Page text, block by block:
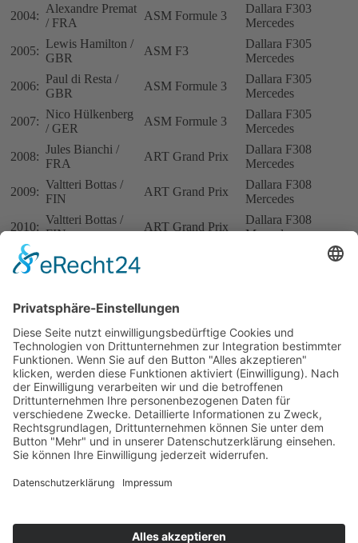
2004:
Alexandre Premat
/ FRA
ASM Formule 3
Dallara F303
Mercedes
2005:
Lewis Hamilton /
GBR
ASM F3
Dallara F305
Mercedes
2006:
Paul di Resta /
GBR
ASM Formule 3
Dallara F305
Mercedes
2007:
Nico Hülkenberg
/ GER
ASM Formule 3
Dallara F305
Mercedes
2008:
Jules Bianchi /
FRA
ART Grand Prix
Dallara F308
Mercedes
2009:
Valtteri Bottas /
FIN
ART Grand Prix
Dallara F308
Mercedes
2010:
Valtteri Bottas /
FIN
ART Grand Prix
Dallara F308
Mercedes
2011:
Felix Rosenqvist /
SWE
/ ESP
2013:
Felix Rosenqvist /
SWE
Mücke Motorsport
Dallara F312
Mercedes
2014:
Max Verstappen /
NED
Motopark
Dallara F311
Volkswagen
2015:
Antonio
Giovinazzi / ITA
Jagonya Ayam
with Carlin
Dallara F315
Volkswagen
2016:
Joel Eriksson /
SWE
Motopark
Dallara F315
Volkswagen
Impressum